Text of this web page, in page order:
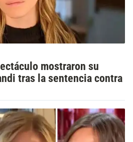
mostraron su
tras la sentencia contra